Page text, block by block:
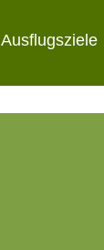
Ausflugsziele